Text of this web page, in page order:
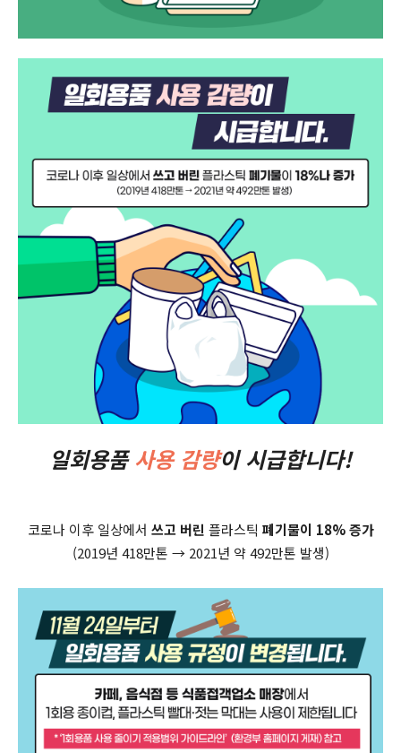
일회용품 사용 감량이 시급합니다!
코로나 이후 일상에서 쓰고 버린 플라스틱 폐기물이 18% 증가
(2019년 418만톤 → 2021년 약 492만톤 발생)